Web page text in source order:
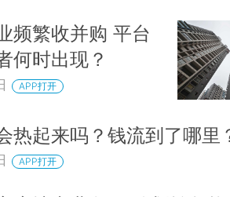
频繁收并购 平台
何时出现？
APP打开
热起来吗？钱流到了哪
APP打开